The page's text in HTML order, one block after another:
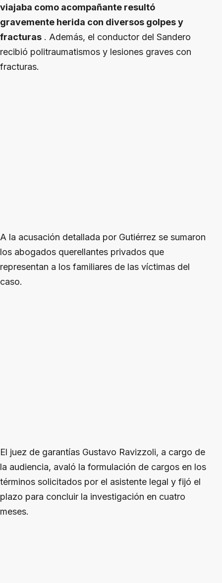
viajaba como acompañante resultó
gravemente herida con diversos golpes y
fracturas . Además, el conductor del Sandero
recibió politraumatismos y lesiones graves con
fracturas.
A la acusación detallada por Gutiérrez se sumaron
los abogados querellantes privados que
representan a los familiares de las víctimas del
caso.
El juez de garantías Gustavo Ravizzoli, a cargo de
la audiencia, avaló la formulación de cargos en los
términos solicitados por el asistente legal y fijó el
plazo para concluir la investigación en cuatro
meses.